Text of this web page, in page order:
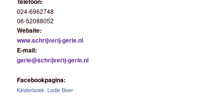
024-6962748
06-52088052
Website:
www.schrijverij-gerie.nl
E-mail:
gerie@schrijverij-gerie.nl
Facebookpagina:
Kinderboek: Lodie Beer